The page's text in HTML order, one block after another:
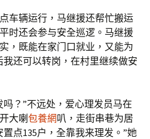
车辆运行，马继援还帮忙搬运
时还会参与安全巡逻。马继援
，既能在家门口就业，又能为
还可以转岗，在村里继续做安
？”不远处，爱心理发员马在
大喇包養網叭，走街串巷为居
点135户，全靠我来理发。”她